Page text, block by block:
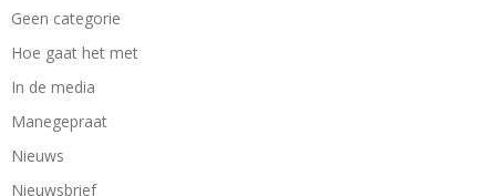
Geen categorie
Hoe gaat het met
In de media
Manegepraat
Nieuws
Nieuwsbrief